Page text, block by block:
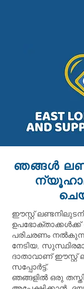
ഞങ്ങൾ
ഈസ്റ്റ്
ഉപഭോക്താക്കൾക്ക്
പരിചരണം
നേടിയ,
ദാതാവാണ്
സപ്പോർട്ട്.
ഞങ്ങളിൽ ഒരു